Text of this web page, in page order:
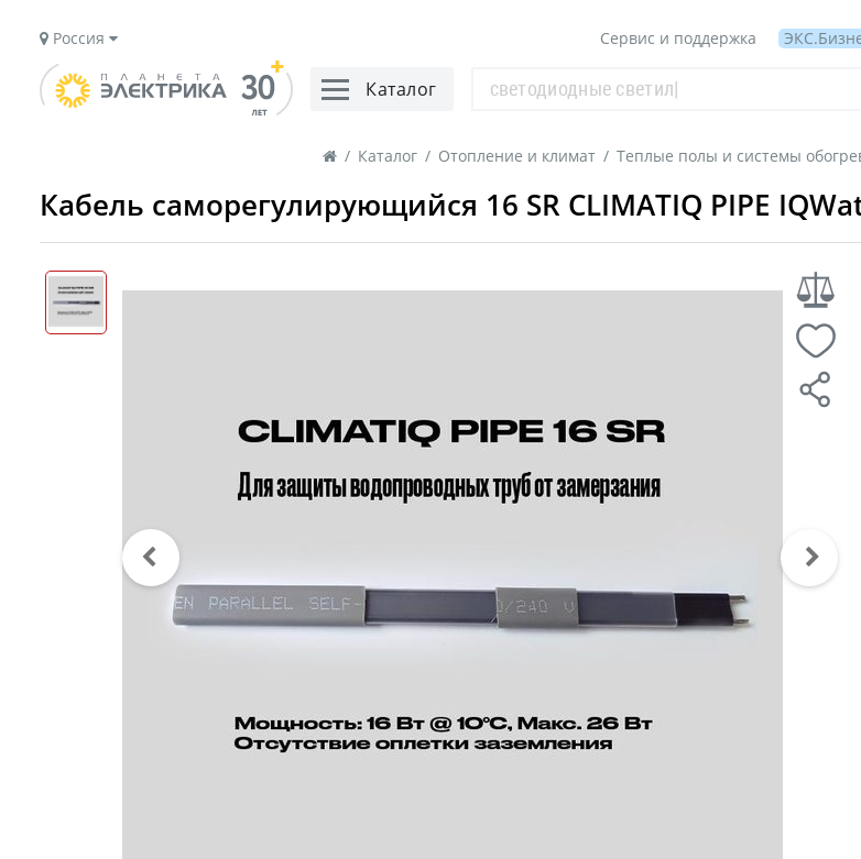
Россия Сервис и поддержка
Каталог
/ Каталог / Отопление и климат / Теплые полы и системы
Кабель саморегулирующийся 16 SR CLIMATIQ PIPE